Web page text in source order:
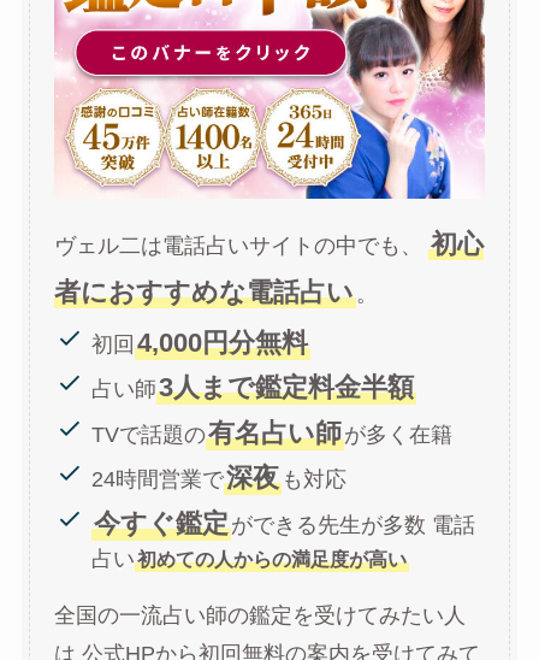
ヴェル二は電話占いサイトの中でも、 初心
者におすすめな電話占い。
初回4,000円分無料
占い師3人まで鑑定料金半額
TVで話題の有名占い師が多く在籍
24時間営業で深夜 も対応
今すぐ鑑定ができる先生が多数 電話
占い初めての人からの満足度が高い
全国の一流占い師の鑑定を受けてみたい人
は 公式HPから初回無料の案内を受けてみて